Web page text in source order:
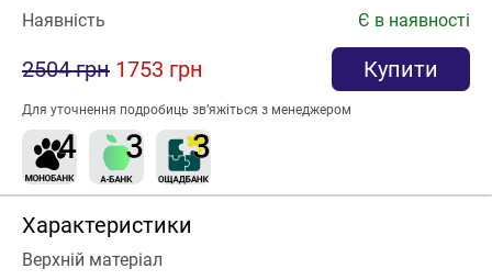
Наявність
Є в наявності
2504 грн 1753 грн Купити
Для уточнення подробиць зв’яжіться з менеджером
Характеристики
Верхній матеріал